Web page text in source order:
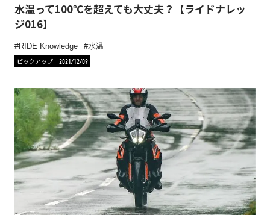
水温って100℃を超えても大丈夫？【ライドナレッ
ジ016】
RIDE Knowledge
水温
ピックアップ
2021/12/09